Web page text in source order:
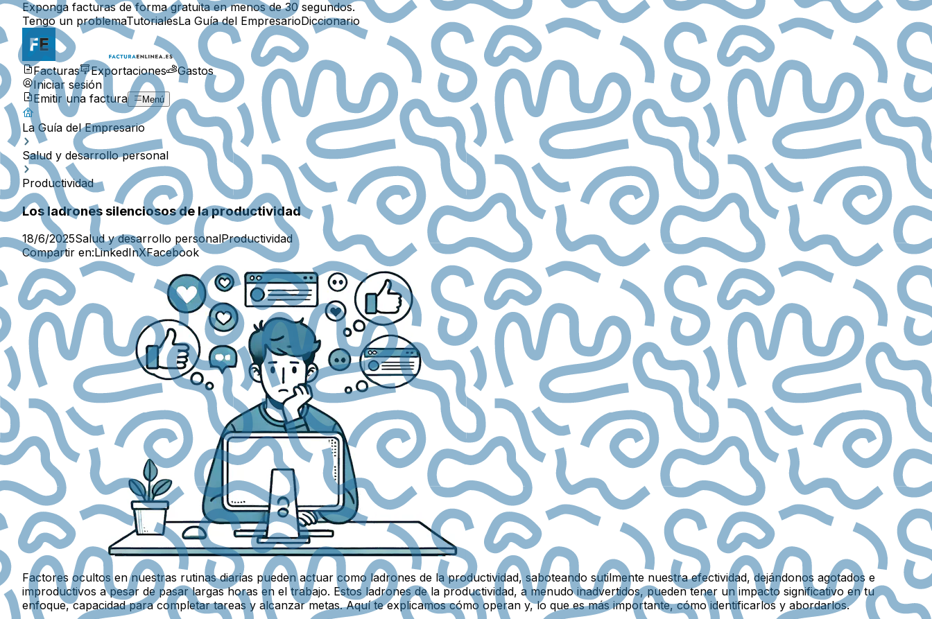
Exponga facturas de forma gratuita en menos de 30 segundos.
Tengo un problemaTutorialesLa Guía del EmpresarioDiccionario
Facturas Exportaciones
Gastos
Iniciar sesión
Emitir una factura
Menú
La Guía del Empresario
Salud y desarrollo personal
Productividad
Los ladrones silenciosos de la productividad
18/6/2025Salud y desarrollo personalProductividad
Compartir en:LinkedInXFacebook
Factores ocultos en nuestras rutinas diarias pueden actuar como ladrones de la productividad, saboteando sutilmente nuestra efectividad, dejándonos agotados e
improductivos a pesar de pasar largas horas en el trabajo. Estos ladrones de la productividad, a menudo inadvertidos, pueden tener un impacto significativo en tu
enfoque, capacidad para completar tareas y alcanzar metas. Aquí te explicamos cómo operan y, lo que es más importante, cómo identificarlos y abordarlos.